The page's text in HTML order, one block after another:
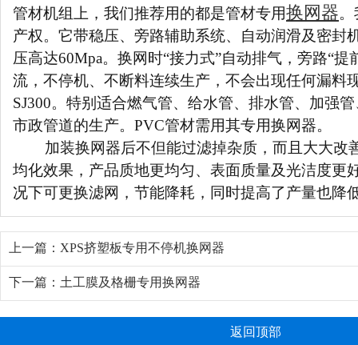
管材机组上，我们推荐用的都是管材专用换网器
产权。它带稳压、旁路辅助系统、自动润滑及密封
压高达60Mpa。换网时“接力式”自动排气，旁路“提
流，不停机、不断料连续生产，不会出现任何漏料
SJ300。特别适合燃气管、给水管、排水管、加强
市政管道的生产。PVC管材需用其专用换网器。
加装换网器后不但能过滤掉杂质，而且大大改
均化效果，产品质地更均匀、表面质量及光洁度更
况下可更换滤网，节能降耗，同时提高了产量也降
上一篇： XPS挤塑板专用不停机换网器
下一篇： 土工膜及格栅专用换网器
返回顶部